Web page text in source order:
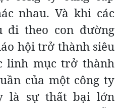
nhau. Và khi các
đi theo con đường
hội trở thành siêu
linh mục trở thành
của một công ty
là sự thất bại lớn